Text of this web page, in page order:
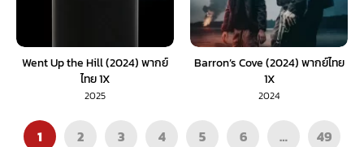
Went Up the Hill (2024) พากย์
ไทย 1X
2025
Barron’s Cove (2024) พากย์ไทย
1X
2024
1 2 3 4 5 6 …
49